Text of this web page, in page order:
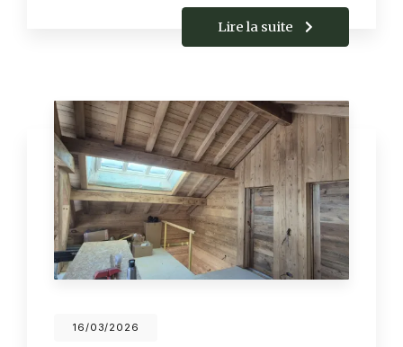
Lire la suite
16/03/2026